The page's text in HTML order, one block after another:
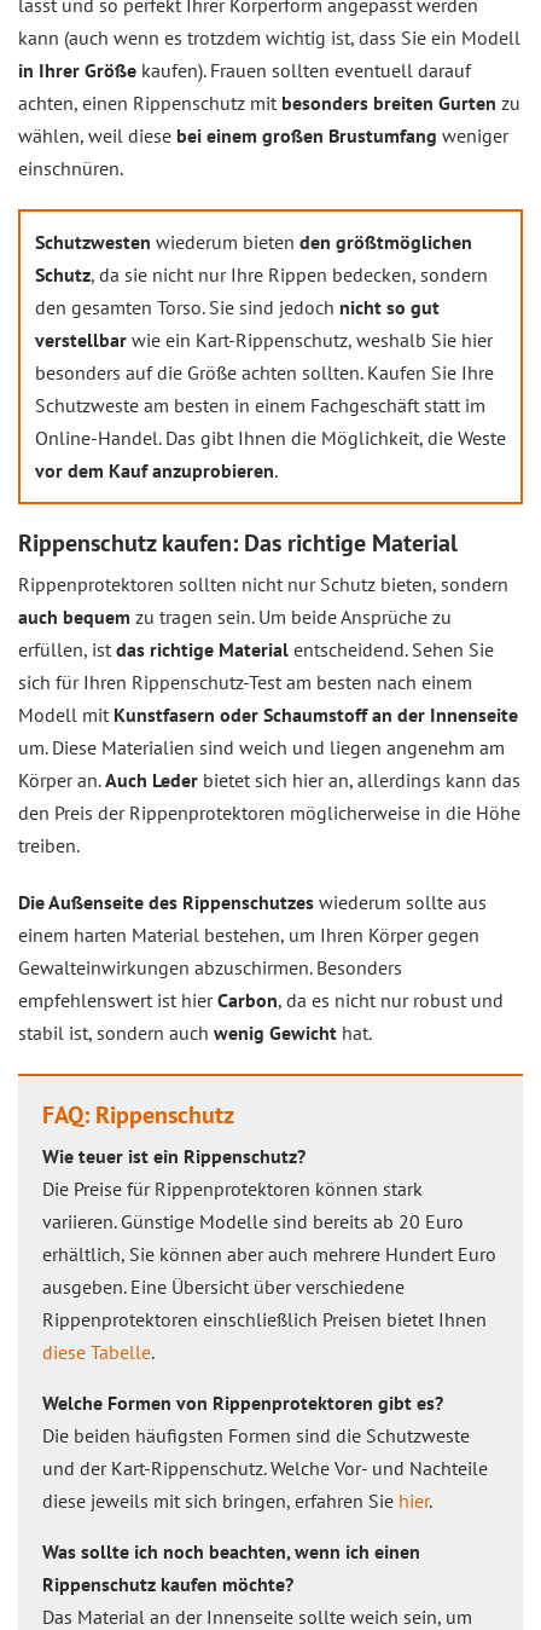
lässt und so perfekt Ihrer Körperform angepasst werden
kann (auch wenn es trotzdem wichtig ist, dass Sie ein Modell
in Ihrer Größe kaufen). Frauen sollten eventuell darauf
achten, einen Rippenschutz mit besonders breiten Gurten zu
wählen, weil diese bei einem großen Brustumfang weniger
einschnüren.
Schutzwesten wiederum bieten den größtmöglichen
Schutz, da sie nicht nur Ihre Rippen bedecken, sondern
den gesamten Torso. Sie sind jedoch nicht so gut
verstellbar wie ein Kart-Rippenschutz, weshalb Sie hier
besonders auf die Größe achten sollten. Kaufen Sie Ihre
Schutzweste am besten in einem Fachgeschäft statt im
Online-Handel. Das gibt Ihnen die Möglichkeit, die Weste
vor dem Kauf anzuprobieren.
Rippenschutz kaufen: Das richtige Material
Rippenprotektoren sollten nicht nur Schutz bieten, sondern
auch bequem zu tragen sein. Um beide Ansprüche zu
erfüllen, ist das richtige Material entscheidend. Sehen Sie
sich für Ihren Rippenschutz-Test am besten nach einem
Modell mit Kunstfasern oder Schaumstoff an der Innenseite
um. Diese Materialien sind weich und liegen angenehm am
Körper an.Auch Leder bietet sich hier an, allerdings kann das
den Preis der Rippenprotektoren möglicherweise in die Höhe
treiben.
Die Außenseite des Rippenschutzes wiederum sollte aus
einem harten Material bestehen, um Ihren Körper gegen
Gewalteinwirkungen abzuschirmen. Besonders
empfehlenswert ist hierCarbon, da es nicht nur robust und
stabil ist, sondern auch wenig Gewicht hat.
FAQ: Rippenschutz
Wie teuer ist ein Rippenschutz?
Die Preise für Rippenprotektoren können stark
variieren. Günstige Modelle sind bereits ab 20 Euro
erhältlich, Sie können aber auch mehrere Hundert Euro
ausgeben. Eine Übersicht über verschiedene
Rippenprotektoren einschließlich Preisen bietet Ihnen
diese Tabelle.
Welche Formen von Rippenprotektoren gibt es?
Die beiden häufigsten Formen sind die Schutzweste
und der Kart-Rippenschutz. Welche Vor- und Nachteile
diese jeweils mit sich bringen, erfahren Sie hier.
Was sollte ich noch beachten, wenn ich einen
Rippenschutz kaufen möchte?
Das Material an der Innenseite sollte weich sein, um